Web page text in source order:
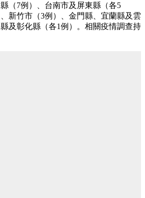
（7例）、台南市及屏東縣（各5
新竹市（3例）、金門縣、宜蘭縣及雲
及彰化縣（各1例）。相關疫情調查持